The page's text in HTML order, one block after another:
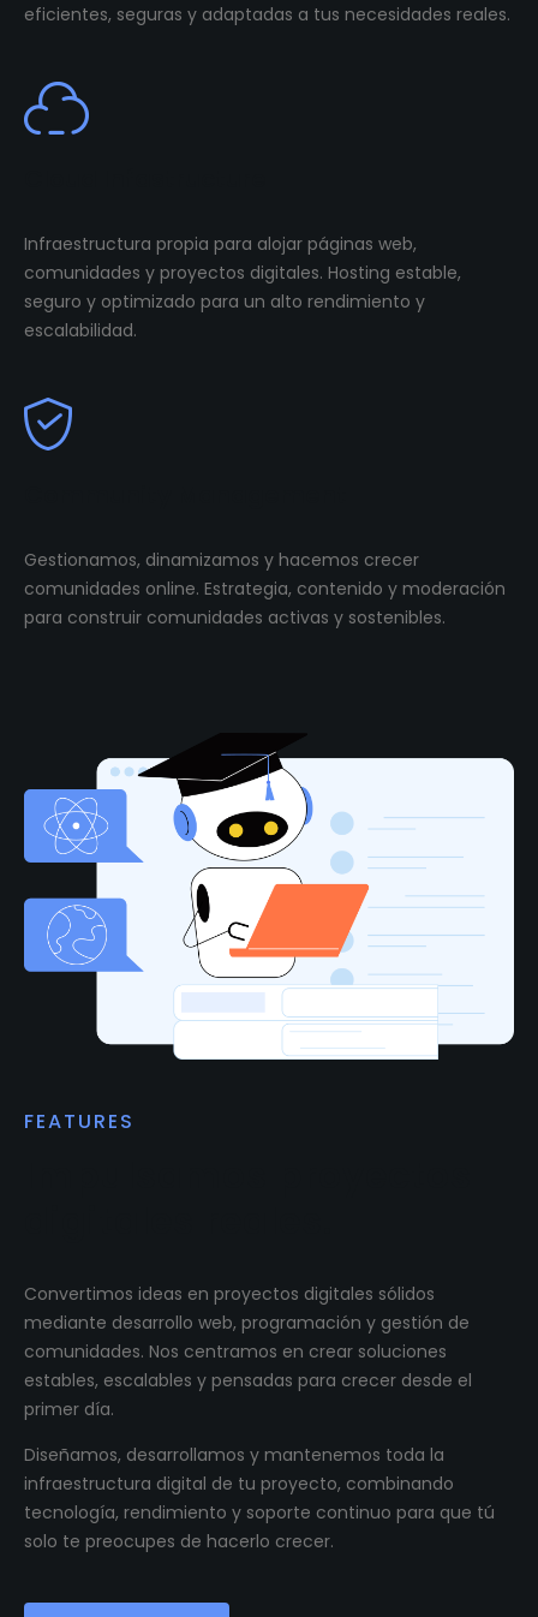
eficientes, seguras y adaptadas a tus necesidades reales.
Infraestructura propia para alojar páginas web,
comunidades y proyectos digitales. Hosting estable,
seguro y optimizado para un alto rendimiento y
escalabilidad.
Gestionamos, dinamizamos y hacemos crecer
comunidades online. Estrategia, contenido y moderación
para construir comunidades activas y sostenibles.
FEATURES
Convertimos ideas en proyectos digitales sólidos
mediante desarrollo web, programación y gestión de
comunidades. Nos centramos en crear soluciones
estables, escalables y pensadas para crecer desde el
primer día.
Diseñamos, desarrollamos y mantenemos toda la
infraestructura digital de tu proyecto, combinando
tecnología, rendimiento y soporte continuo para que tú
solo te preocupes de hacerlo crecer.